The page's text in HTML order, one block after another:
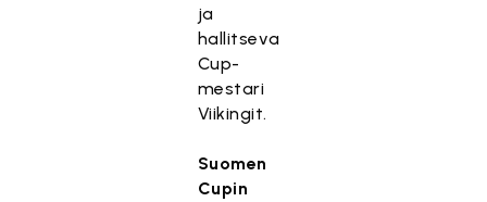
ja
hallitseva
Cup-
mestari
Viikingit.
Suomen
Cupin